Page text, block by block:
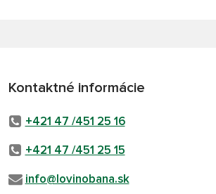
Kontaktné informácie
+421 47 /451 25 16
+421 47 /451 25 15
info@lovinobana.sk